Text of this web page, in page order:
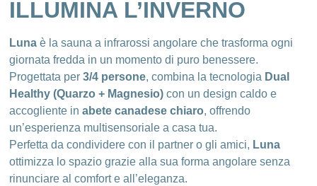
ILLUMINA L’INVERNO
Luna è la sauna a infrarossi angolare che trasforma ogni
giornata fredda in un momento di puro benessere.
Progettata per3/4 persone, combina la tecnologia Dual
Healthy (Quarzo + Magnesio) con un design caldo e
accogliente inabete canadese chiaro, offrendo
un’esperienza multisensoriale a casa tua.
Perfetta da condividere con il partner o gli amici, Luna
ottimizza lo spazio grazie alla sua forma angolare senza
rinunciare al comfort e all’eleganza.